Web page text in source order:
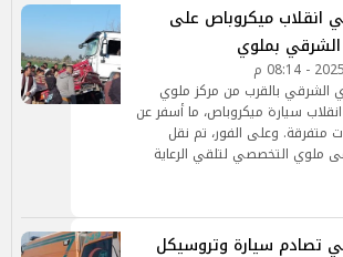
في انقلاب ميكروباص على
بملوي
الشرقي بالقرب من مركز ملوي
سيارة ميكروباص، ما أسفر عن
متفرقة. وعلى الفور، تم نقل
ملوي التخصصي لتلقي الرعاية
في تصادم سيارة وتروسيكل